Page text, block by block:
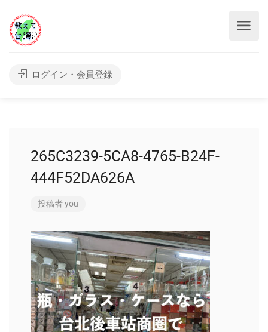
ログイン・会員登録
265C3239-5CA8-4765-B24F-
444F52DA626A
投稿者you